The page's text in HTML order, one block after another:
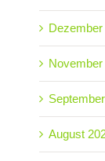
Dezember
November
August